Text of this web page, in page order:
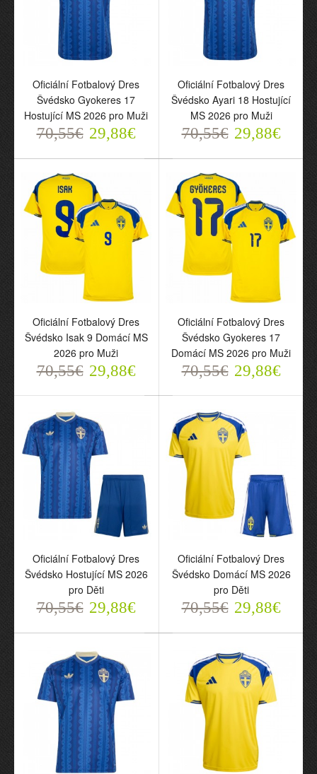
Oficiální Fotbalový Dres
Švédsko Gyokeres 17
Hostující MS 2026 pro
Muži
70,55€ 29,88€
Oficiální Fotbalový Dres
Švédsko Ayari 18
Hostující MS 2026 pro
Muži
70,55€ 29,88€
Oficiální Fotbalový Dres
Švédsko Isak 9 Domácí
MS 2026 pro Muži
70,55€
Oficiální Fotbalový Dres
Švédsko Gyokeres 17
Domácí MS 2026 pro
Muži
70,55€ 29,88€
Oficiální Fotbalový Dres
Švédsko Hostující MS
70,55€
Oficiální Fotbalový Dres
Švédsko Domácí MS
29,88€
Oficiální Fotbalový Dres
Švédsko Gyokeres 17
Hostující MS 2026 pro Muži
70,55€ 29,88€
Oficiální Fotbalový Dres
Švédsko Ayari 18 Hostující
MS 2026 pro Muži
70,55€ 29,88€
Oficiální Fotbalový Dres
Švédsko Isak 9 Domácí MS
2026 pro Muži
70,55€ 29,88€
Oficiální Fotbalový Dres
Švédsko Gyokeres 17
Domácí MS 2026 pro Muži
70,55€ 29,88€
Oficiální Fotbalový Dres
Švédsko Hostující MS 2026
pro Děti
70,55€ 29,88€
Oficiální Fotbalový Dres
Švédsko Domácí MS 2026
pro Děti
70,55€ 29,88€